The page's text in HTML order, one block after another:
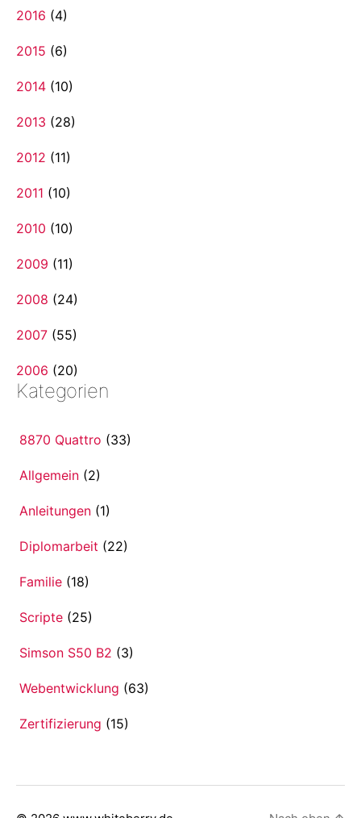
2016 (4)
2015 (6)
2014 (10)
2013 (28)
2012 (11)
2011 (10)
2010 (10)
2009 (11)
2008 (24)
2007 (55)
2006 (20)
Kategorien
8870 Quattro (33)
Allgemein (2)
Anleitungen (1)
Diplomarbeit (22)
Familie (18)
Scripte (25)
Simson S50 B2 (3)
Webentwicklung (63)
Zertifizierung (15)